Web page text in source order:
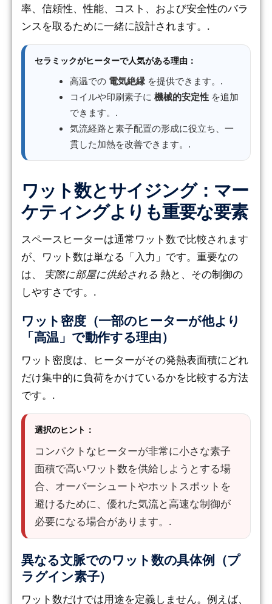
率、信頼性、性能、コスト、および安全性のバラ
ンスを取るために一緒に設計されます。.
セラミックがヒーターで人気がある理由：
高温での 電気絶縁を提供できます。.
コイルや印刷素子に 機械的安定性を追加
できます。.
気流経路と素子配置の形成に役立ち、一
貫した加熱を改善できます。.
ワット数とサイジング：マー
ケティングよりも重要な要素
スペースヒーターは通常ワット数で比較されます
が、ワット数は単なる「入力」です。重要なの
は、 実際に部屋に供給される 熱と、その制御の
しやすさです。.
ワット密度（一部のヒーターが他より
「高温」で動作する理由）
ワット密度は、ヒーターがその発熱表面積にどれ
だけ集中的に負荷をかけているかを比較する方法
です。.
選択のヒント：
コンパクトなヒーターが非常に小さな素子
面積で高いワット数を供給しようとする場
合、オーバーシュートやホットスポットを
避けるために、優れた気流と高速な制御が
必要になる場合があります。.
異なる文脈でのワット数の具体例（プ
ラグイン素子）
ワット数だけでは用途を定義しません。例えば、